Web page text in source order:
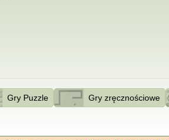
Gry Puzzle Gry zręcznościowe